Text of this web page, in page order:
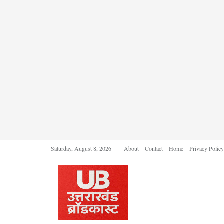
Saturday, August 8, 2026 About Contact Home Privacy Policy